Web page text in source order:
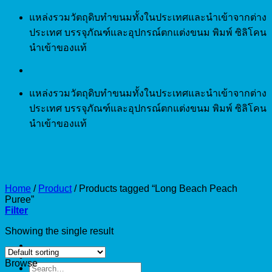
Skip
content
แหล่งรวมวัตถุดิบทำขนมทั้งในประเทศและนำเข้าจากต่าง
ประเทศ บรรจุภัณฑ์และอุปกรณ์ตกแต่งขนม พิมพ์ ซิลิโคน
นำเข้าของแท้
แหล่งรวมวัตถุดิบทำขนมทั้งในประเทศและนำเข้าจากต่าง
ประเทศ บรรจุภัณฑ์และอุปกรณ์ตกแต่งขนม พิมพ์ ซิลิโคน
นำเข้าของแท้
Search
Home / Product /Products tagged “Long Beach Peach
Puree”
Filter
Showing the single result
Browse